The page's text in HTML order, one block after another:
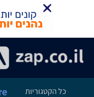
כל הקטגוריות